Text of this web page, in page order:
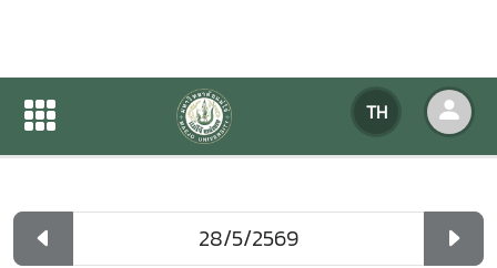
TH
ปฏิทินกิจกรรมของหน่วยงาน
ปฏิทินกิจกรรมของหน่วยงาน